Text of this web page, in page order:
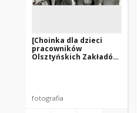
[Choinka dla dzieci
pracowników
Olsztyńskich Zakładów
fotografia